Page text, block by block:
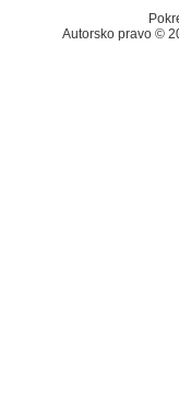
Autorsko pravo ©